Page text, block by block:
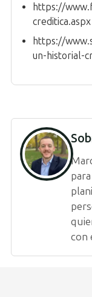
https://
creditica.aspx
https://
un-historial-
con